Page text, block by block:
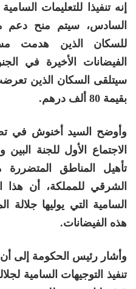
إنه تنفيذا للتعليمات
للسكان الذين هدمت
الفيضانات الأخيرة في
سيتلقى السكان الذين
بقيمة 80 ألف درهم.
وأوضح السيد أخنوش في
الاجتماع الأول للجنة البين
تأهيل المناطق
الشرقي للمملكة، أن هذا
السامية التي يوليها
هذه الفيضانات.
وأشار رئيس الحكومة إلى
تنفيذ التوجيهات السامية